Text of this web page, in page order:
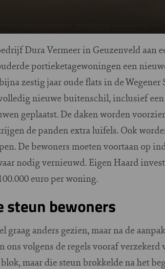
Dura Vermeer in Geuzenveld aan
portieketagewoningen een
zestig jaar oude flats in de
nieuwe buitenschil, inclusief een
geplaatst. De daken worden
de panden extra luifels. Ook
De bewoners moeten voortaan op
nodig vernieuwd. Eigen Haard
euro per woning.
steun bewoners
graag anders gezien, maar na de
ons volgens de regels vooraf
maar die steun brokkelde na het